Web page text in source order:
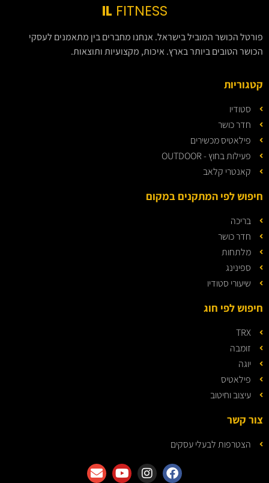
IL FITNESS
פורטל הכושר המוביל בישראל. אנחנו מחברים בין מתאמנים לעסקי
הכושר הטובים ביותר בארץ. איכות, מקצועיות ותוצאות.
קטגוריות
סטודיו
חדר כושר
פילאטיס מכשירים
פעילות בחוץ - OUTDOOR
קאנטרי קלאב
חיפוש לפי המתקנים במקום
בריכה
חדר כושר
מלתחות
ספינינג
שיעורי סטודיו
חיפוש לפי חוג
TRX
זומבה
יוגה
פילאטיס
עיצוב וחיטוב
צור קשר
הצטרפות לבעלי עסקים